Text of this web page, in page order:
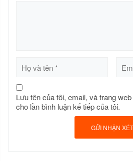
Lưu tên của tôi, email, và trang
cho lần bình luận kế tiếp của tôi.